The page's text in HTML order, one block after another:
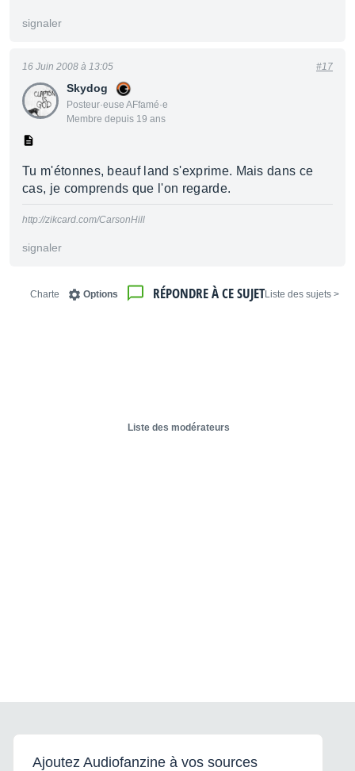
signaler
Skydog
Posteur·euse AFfamé·e
Membre depuis 19 ans
16 Juin 2008 à 13:05 #17
Tu m'étonnes, beauf land s'exprime. Mais dans ce
cas, je comprends que l'on regarde.
http://zikcard.com/CarsonHill
signaler
< Liste des sujets
RÉPONDRE À CE SUJET
Options
Charte
Liste des modérateurs
Ajoutez Audiofanzine à vos sources